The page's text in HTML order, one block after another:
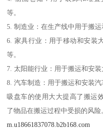
等。
5. 制造业：在生产线中用于搬运
6. 家具行业：用于移动和安装
等。
7. 太阳能行业：用于搬运和安装
8. 汽车制造：用于搬运和安装汽
吸盘车的使用大大提高了搬运
了物品在搬运过程中受损的风险
m.u18661837078.b2b168.com